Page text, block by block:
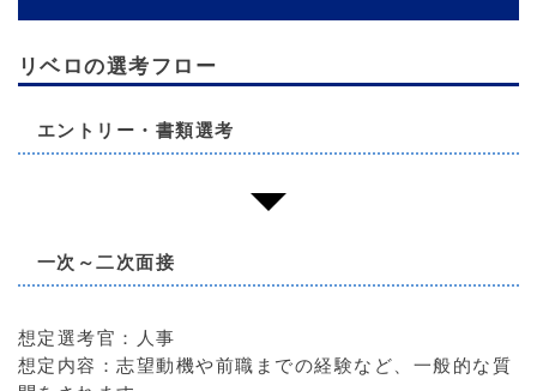
リベロの選考フロー
エントリー・書類選考
一次～二次面接
想定選考官：人事
想定内容：志望動機や前職までの経験など、一般的な質